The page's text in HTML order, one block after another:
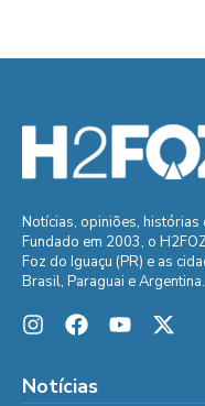
Notícias, opiniões,
Fundado em 2003, o
Foz do Iguaçu (PR) e as
Brasil, Paraguai e Argentina.
Notícias